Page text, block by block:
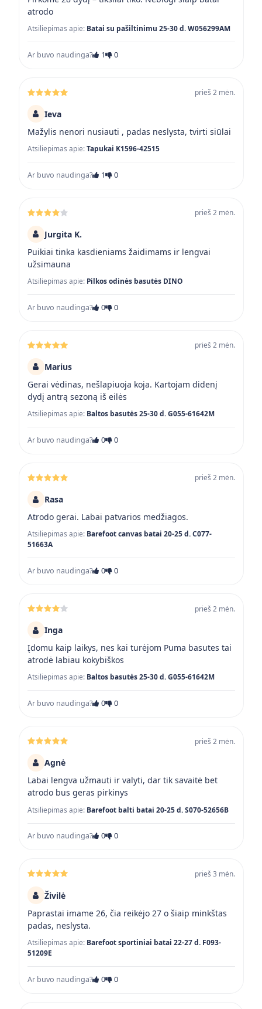
atrodo
Atsiliepimas apie: Batai su pašiltinimu 25-30 d. W056299AM
Ar buvo naudinga? 1 0
prieš 2 mėn.
Ieva
Mažylis nenori nusiauti , padas neslysta, tvirti siūlai
Atsiliepimas apie:Tapukai K1596-42515
Ar buvo naudinga? 1 0
prieš 2 mėn.
Jurgita K.
Puikiai tinka kasdieniams žaidimams ir lengvai
užsimauna
Atsiliepimas apie: Pilkos odinės basutės DINO
Ar buvo naudinga? 0 0
prieš 2 mėn.
Marius
Gerai vėdinas, nešlapiuoja koja. Kartojam didenį
dydį antrą sezoną iš eilės
Atsiliepimas apie: Baltos basutės 25-30 d. G055-61642M
Ar buvo naudinga? 0 0
prieš 2 mėn.
Rasa
Atrodo gerai. Labai patvarios medžiagos.
Atsiliepimas apie: Barefoot canvas batai 20-25 d. C077-
51663A
Ar buvo naudinga? 0 0
prieš 2 mėn.
Inga
Įdomu kaip laikys, nes kai turėjom Puma basutes tai
atrodė labiau kokybiškos
Atsiliepimas apie: Baltos basutės 25-30 d. G055-61642M
Ar buvo naudinga? 0 0
prieš 2 mėn.
Agnė
Labai lengva užmauti ir valyti, dar tik savaitė bet
atrodo bus geras pirkinys
Atsiliepimas apie: Barefoot balti batai 20-25 d. S070-52656B
Ar buvo naudinga? 0 0
prieš 3 mėn.
Živilė
Paprastai imame 26, čia reikėjo 27 o šiaip minkštas
padas, neslysta.
Atsiliepimas apie: Barefoot sportiniai batai 22-27 d. F093-
51209E
Ar buvo naudinga? 0 0